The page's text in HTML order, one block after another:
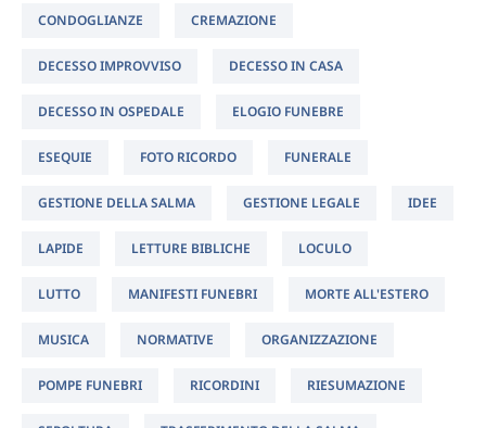
CONDOGLIANZE CREMAZIONE
DECESSO IMPROVVISO DECESSO IN CASA
DECESSO IN OSPEDALE ELOGIO FUNEBRE
ESEQUIE FOTO RICORDO FUNERALE
GESTIONE DELLA SALMA GESTIONE LEGALE IDEE
LAPIDE LETTURE BIBLICHE LOCULO
LUTTO MANIFESTI FUNEBRI MORTE ALL'ESTERO
MUSICA NORMATIVE ORGANIZZAZIONE
POMPE FUNEBRI RICORDINI RIESUMAZIONE